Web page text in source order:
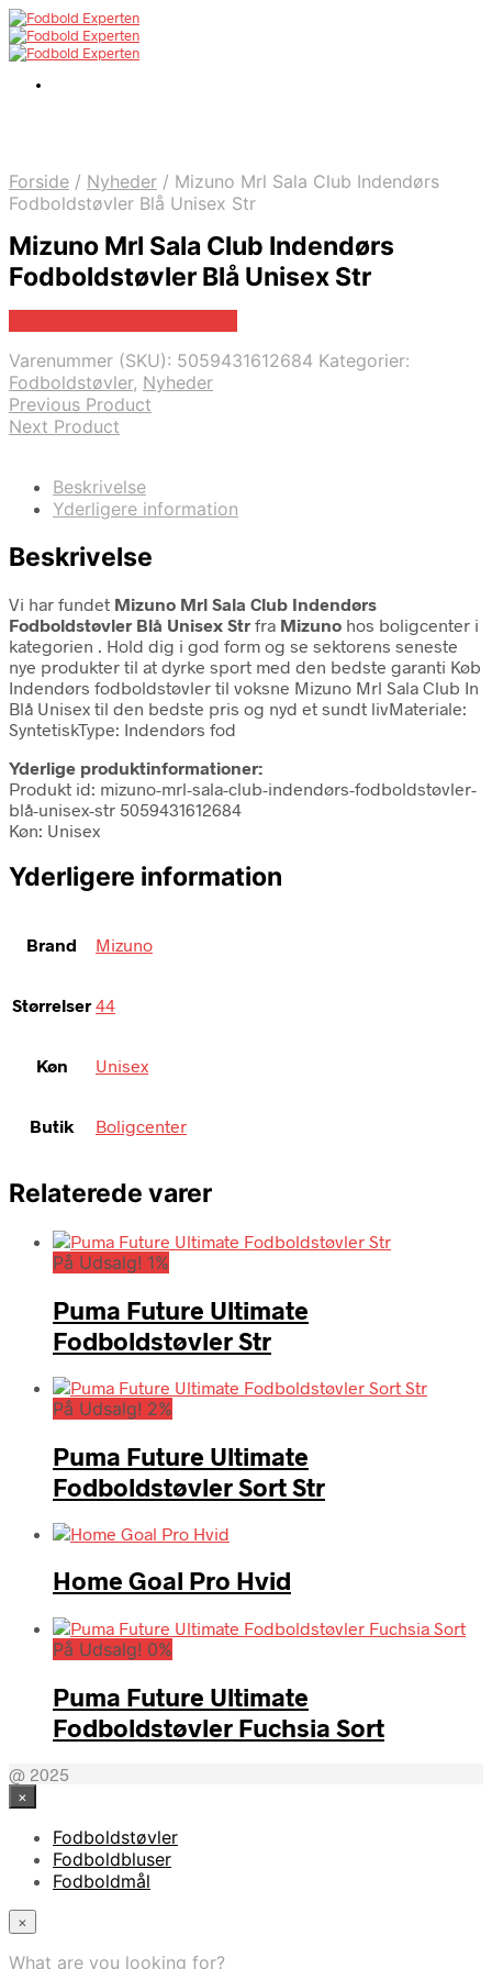
Forside / Nyheder / Mizuno Mrl Sala Club Indendørs
Fodboldstøvler Blå Unisex Str
Mizuno Mrl Sala Club Indendørs
Fodboldstøvler Blå Unisex Str
Varenummer (SKU): 5059431612684 Kategorier:
Fodboldstøvler, Nyheder
Previous Product
Next Product
Beskrivelse
Yderligere information
Beskrivelse
Vi har fundet Mizuno Mrl Sala Club Indendørs
Fodboldstøvler Blå Unisex Str fra Mizuno hos boligcenter i
kategorien . Hold dig i god form og se sektorens seneste
nye produkter til at dyrke sport med den bedste garanti Køb
Indendørs fodboldstøvler til voksne Mizuno Mrl Sala Club In
Blå Unisex til den bedste pris og nyd et sundt livMateriale:
SyntetiskType: Indendørs fod
Yderlige produktinformationer:
Produkt id: mizuno-mrl-sala-club-indendørs-fodboldstøvler-
blå-unisex-str 5059431612684
Køn: Unisex
Yderligere information
Brand Mizuno
Størrelser 44
Køn Unisex
Butik Boligcenter
Relaterede varer
På Udsalg! 1%
Puma Future Ultimate
Fodboldstøvler Str
På Udsalg! 2%
Puma Future Ultimate
Fodboldstøvler Sort Str
Home Goal Pro Hvid
På Udsalg! 0%
Puma Future Ultimate
Fodboldstøvler Fuchsia Sort
@ 2025
×
Fodboldstøvler
Fodboldbluser
Fodboldmål
×
What are you looking for?